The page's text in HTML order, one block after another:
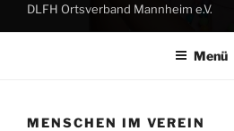
DLFH Ortsverband Mannheim e.V.
Menü
MENSCHEN IM VEREIN